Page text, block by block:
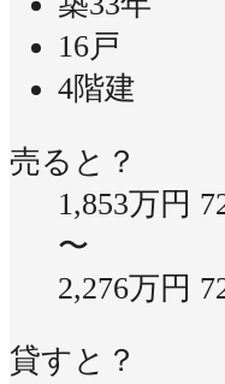
16戸
4階建
売ると？
1,853万円
〜
2,276万円
貸すと？